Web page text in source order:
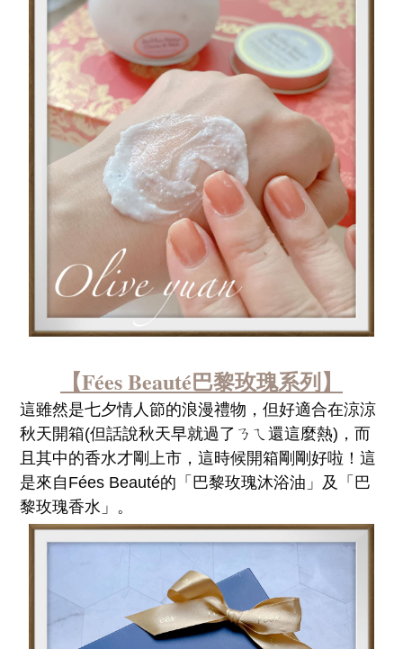
【Fées Beauté巴黎玫瑰系列】
這雖然是七夕情人節的浪漫禮物，但好適合在涼涼
秋天開箱(但話說秋天早就過了ㄋㄟ還這麼熱)，而
且其中的香水才剛上市，這時候開箱剛剛好啦！這
是來自Fées Beauté的「巴黎玫瑰沐浴油」及「巴
黎玫瑰香水」。